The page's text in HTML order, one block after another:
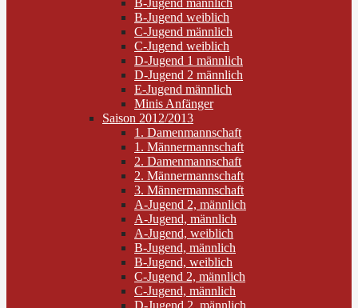
B-Jugend männlich
B-Jugend weiblich
C-Jugend männlich
C-Jugend weiblich
D-Jugend 1 männlich
D-Jugend 2 männlich
E-Jugend männlich
Minis Anfänger
Saison 2012/2013
1. Damenmannschaft
1. Männermannschaft
2. Damenmannschaft
2. Männermannschaft
3. Männermannschaft
A-Jugend 2, männlich
A-Jugend, männlich
A-Jugend, weiblich
B-Jugend, männlich
B-Jugend, weiblich
C-Jugend 2, männlich
C-Jugend, männlich
D-Jugend 2, männlich